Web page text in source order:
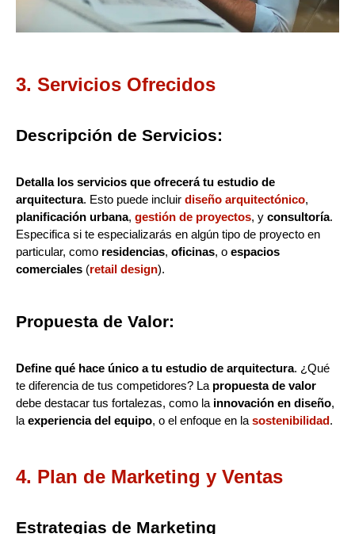
3. Servicios Ofrecidos
Descripción de Servicios:
Detalla los servicios que ofrecerá tu estudio de
arquitectura. Esto puede incluir diseño arquitectónico,
planificación urbana, gestión de proyectos, y consultoría.
Especifica si te especializarás en algún tipo de proyecto en
particular, como residencias, oficinas, o espacios
comerciales (retail design).
Propuesta de Valor:
Define qué hace único a tu estudio de arquitectura. ¿Qué
te diferencia de tus competidores? La propuesta de valor
debe destacar tus fortalezas, como la innovación en diseño,
la experiencia del equipo, o el enfoque en la sostenibilidad.
4. Plan de Marketing y Ventas
Estrategias de Marketing